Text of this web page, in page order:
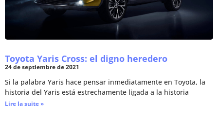
Toyota Yaris Cross: el digno heredero
24 de septiembre de 2021
Si la palabra Yaris hace pensar inmediatamente en Toyota, la
historia del Yaris está estrechamente ligada a la historia
Lire la suite »